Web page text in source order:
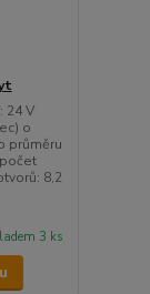
24 V
o
průměru
8,2
3 ks